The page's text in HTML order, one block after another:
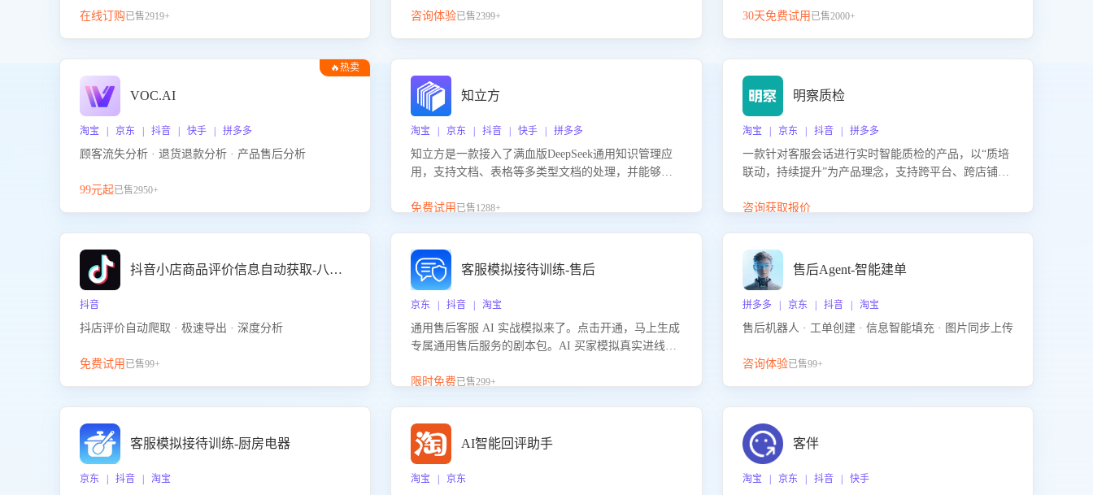
在线订购已售2919+ 咨询体验已售2399+ 30天免费试用 已售2000+
🔥热卖
VOC.AI
淘宝 | 京东 | 抖音 | 快手 | 拼多多
顾客流失分析 · 退货退款分析 · 产品售后分析
99元起已售2950+
知立方
淘宝 | 京东 | 抖音 | 快手 | 拼多多
知立方是一款接入了满血版DeepSeek通用知识管理应
用，支持文档、表格等多类型文档的处理，并能够基
景提供强大的知识支持，帮助用户高效管理和利用知
免费试用 已售1288+
明察质检
淘宝 | 京东 | 抖音 | 拼多多
一款针对客服会话进行实时智能质检的产品，以“质培
联动，持续提升”为产品理念，支持跨平台、跨店铺的
联动，持续提升客服团队的销服能力。
咨询获取报价
抖音小店商品评价信息自动获取-八爪鱼
抖音
抖店评价自动爬取 · 极速导出 · 深度分析
免费试用 已售99+
客服模拟接待训练-售后
京东 | 抖音 | 淘宝
通用售后客服 AI 实战模拟来了。点击开通，马上生成
专属通用售后服务的剧本包。AI 买家模拟真实进线咨
咨询等售后场景的应对要点，轻松提升服务能力。
限时免费已售299+
售后Agent-智能建单
拼多多 | 京东 | 抖音 | 淘宝
售后机器人 · 工单创建 · 信息智能填充 · 图片同步上传
咨询体验已售99+
客服模拟接待训练-厨房电器
京东 | 抖音 | 淘宝
AI智能回评助手
淘宝 | 京东
客伴
淘宝 | 京东 | 抖音 | 快手